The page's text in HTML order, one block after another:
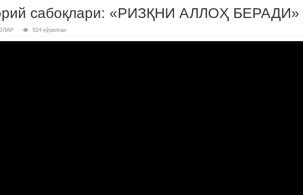
сабоқлари: «РИЗҚНИ АЛЛОҲ БЕРАДИ»
924 кўрилган